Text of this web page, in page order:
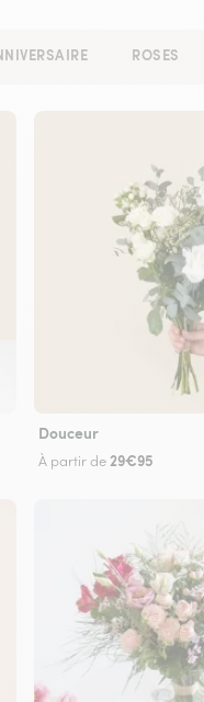
ROSES
Douceur
À partir de 29€95